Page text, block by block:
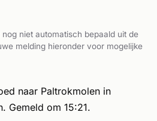
niet automatisch bepaald uit de
melding hieronder voor mogelijke
naar Paltrokmolen in
Gemeld om 15:21.